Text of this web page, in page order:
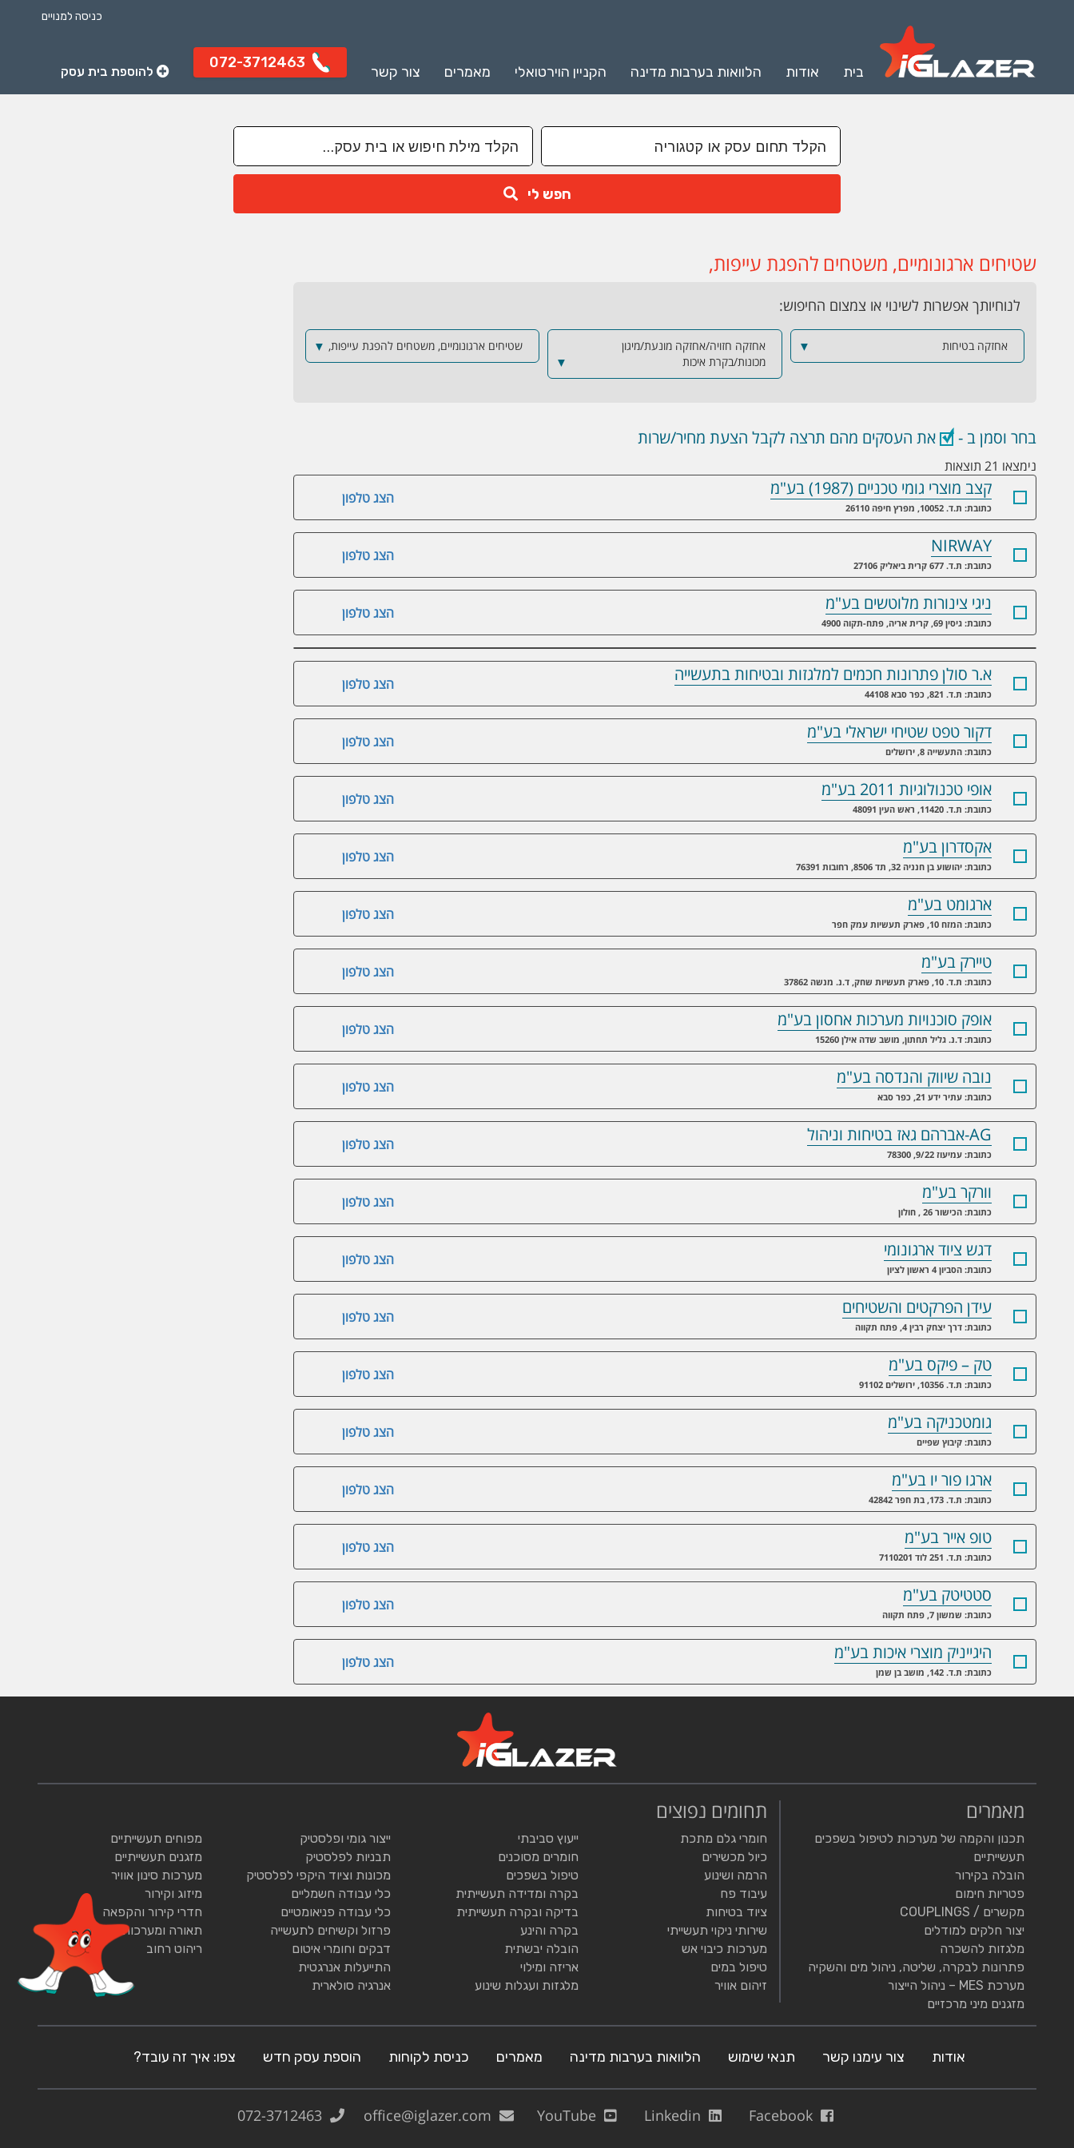
כניסה למנויים
בית אודות הלוואות בערבות מדינה הקניין הוירטואלי מאמרים צור קשר
072-3712463
להוספת בית עסק
חפש לי
שטיחים ארגונומיים, משטחים להפגת עייפות,
לנוחיותך אפשרות לשינוי או צמצום החיפוש:
אחזקה בטיחות ▼
אחזקה חזויה/אחזקה מונעת/מיגון
מכונות/בקרת איכות
▼
שטיחים ארגונומיים, משטחים להפגת עייפות, ▼
בחר וסמן ב - את העסקים מהם תרצה לקבל הצעת מחיר/שרות
נימצאו 21 תוצאות
הצג טלפון
קצב מוצרי גומי טכניים (1987) בע"מ
כתובת: ת.ד. 10052, מפרץ חיפה 26110
הצג טלפון NIRWAY
כתובת: ת.ד. 677 קרית ביאליק 27106
הצג טלפון ניגי צינורות מלוטשים בע"מ
כתובת: גיסין 69, קרית אריה, פתח-תקוה 4900
הצג טלפון א.ר סולן פתרונות חכמים למלגזות ובטיחות בתעשייה
כתובת: ת.ד. 821, כפר סבא 44108
הצג טלפון דקור טפט שטיחי ישראלי בע"מ
כתובת: התעשייה 8, ירושלים
הצג טלפון אופי טכנולוגיות 2011 בע"מ
כתובת: ת.ד. 11420, ראש העין 48091
הצג טלפון אקסדרון בע"מ
כתובת: יהושוע בן חנניה 32, תד 8506, רחובות 76391
הצג טלפון ארגומט בע"מ
כתובת: המזח 10, פארק תעשיות עמק חפר
הצג טלפון טיירק בע"מ
כתובת: ת.ד. 10, פארק תעשיות שחק, ד.נ. מנשה 37862
הצג טלפון אופק סוכנויות מערכות אחסון בע"מ
כתובת: ד.נ. גליל תחתון, מושב שדה אילן 15260
הצג טלפון נובה שיווק והנדסה בע"מ
כתובת: עתיר ידע 21, כפר סבא
הצג טלפון AG-אברהם גאז בטיחות וניהול
כתובת: עמיעוז 9/22, 78300
הצג טלפון וורקר בע"מ
כתובת: הכישור 26 , חולון
הצג טלפון דגש ציוד ארגונומי
כתובת: הסביון 4 ראשון לציון
הצג טלפון עידן הפרקטים והשטיחים
כתובת: דרך יצחק רבין 4, פתח תקווה
הצג טלפון טק – פיקס בע"מ
כתובת: ת.ד. 10356, ירושלים 91102
הצג טלפון גומטכניקה בע"מ
כתובת: קיבוץ שפיים
הצג טלפון ארגו פור יו בע"מ
כתובת: ת.ד. 173, בת חפר 42842
הצג טלפון טופ אייר בע"מ
כתובת: ת.ד. 251 לוד 7110201
הצג טלפון סטטיטק בע"מ
כתובת: שמשון 7, פתח תקווה
הצג טלפון היגייניק מוצרי איכות בע"מ
כתובת: ת.ד. 142, מושב בן שמן
מאמרים
תכנון והקמה של מערכות לטיפול בשפכים
תעשייתיים
הובלה בקירור
פטריות חימום
מקשרים / COUPLINGS
יצור חלקים למודלים
מלגזות להשכרה
פתרונות לבקרה, שליטה, ניהול מים והשקיה
מערכת MES – ניהול הייצור
מזגנים מיני מרכזיים
תחומים נפוצים
חומרי גלם מתכת
כיול מכשירים
הרמה ושינוע
עיבוד פח
ציוד בטיחות
שירותי ניקוי תעשייתי
מערכות כיבוי אש
טיפול במים
זיהום אוויר
ייעוץ סביבתי
חומרים מסוכנים
טיפול בשפכים
בקרה ומדידה תעשייתית
בדיקה ובקרה תעשייתית
בקרה והינע
הובלה יבשתית
אריזה ומילוי
מלגזות ועגלות שינוע
ייצור גומי ופלסטיק
תבניות לפלסטיק
מכונות וציוד היקפי לפלסטיק
כלי עבודה חשמליים
כלי עבודה פניאומטיים
פרזול וקשיחים לתעשייה
דבקים וחומרי איטום
התייעלות אנרגטית
אנרגיה סולארית
מפוחים תעשייתיים
מזגנים תעשייתיים
מערכות סינון אוויר
מיזוג וקירור
חדרי קירור והקפאה
תאורה ומערכות תאורה
ריהוט רחוב
אודות צור עימנו קשר תנאי שימוש הלוואות בערבות מדינה מאמרים כניסת לקוחות הוספת עסק חדש צפו: איך זה עובד?
Facebook
072-3712463